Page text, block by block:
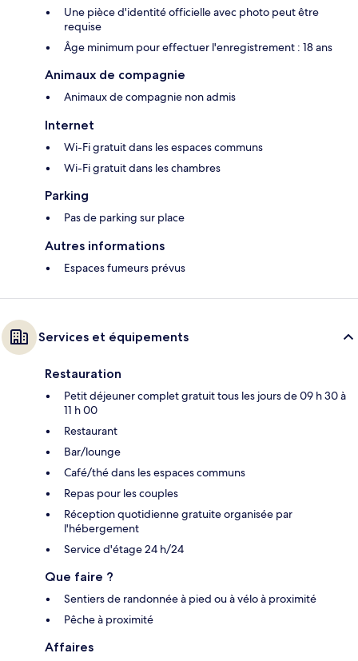
Une pièce d'identité officielle avec photo peut être
requise
Âge minimum pour effectuer l'enregistrement : 18 ans
Animaux de compagnie
Animaux de compagnie non admis
Internet
Wi-Fi gratuit dans les espaces communs
Wi-Fi gratuit dans les chambres
Parking
Pas de parking sur place
Autres informations
Espaces fumeurs prévus
Services et équipements
Restauration
Petit déjeuner complet gratuit tous les jours de 09 h 30 à
11 h 00
Restaurant
Bar/lounge
Café/thé dans les espaces communs
Repas pour les couples
Réception quotidienne gratuite organisée par
l'hébergement
Service d'étage 24 h/24
Que faire ?
Sentiers de randonnée à pied ou à vélo à proximité
Pêche à proximité
Affaires